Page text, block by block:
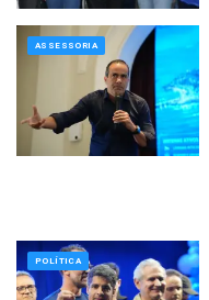
ASSESSORIA
POLÍTICA